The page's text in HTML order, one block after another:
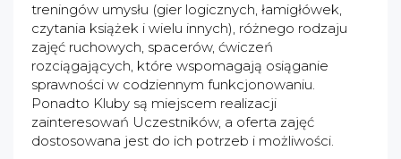
treningów umysłu (gier logicznych, łamigłówek,
czytania książek i wielu innych), różnego rodzaju
zajęć ruchowych, spacerów, ćwiczeń
rozciągających, które wspomagają osiąganie
sprawności w codziennym funkcjonowaniu.
Ponadto Kluby są miejscem realizacji
zainteresowań Uczestników, a oferta zajęć
dostosowana jest do ich potrzeb i możliwości.